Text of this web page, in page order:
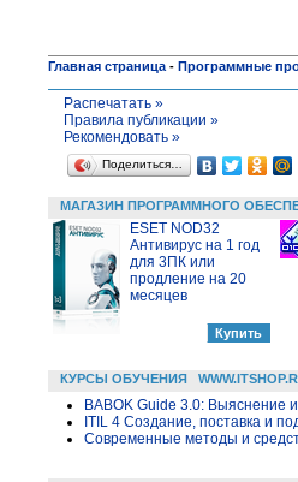
Главная страница - Программные
Распечатать »
Правила публикации »
Рекомендовать »
Поделиться…
МАГАЗИН ПРОГРАММНОГО
ESET NOD32
Антивирус на 1 год
для 3ПК или
продление на 20
месяцев
КУРСЫ ОБУЧЕНИЯ
BABOK Guide 3.0: Выяснение
ITIL 4 Создание, поставка и
Современные методы и